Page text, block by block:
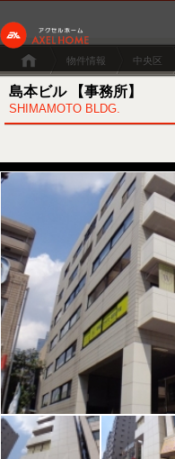
物件情報 中央区
島本ビル 【事務所】
SHIMAMOTO BLDG.